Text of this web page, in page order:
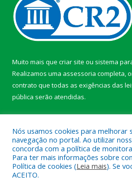
Muito mais que criar site ou sistema
Realizamos uma assessoria completa,
contrato que todas as exigências das
pública serão atendidas.
Todos os direitos reservados a
Nós usamos cookies para melhorar
navegação no portal. Ao utilizar
concorda com a política de
Para ter mais informações sobre
Política de cookies (Leia mais). Se
ACEITO.